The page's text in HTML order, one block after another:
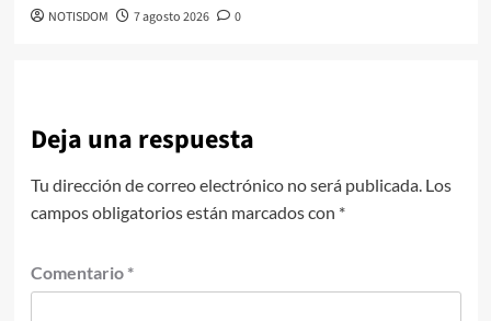
NOTISDOM 7 agosto 2026 0
Deja una respuesta
Tu dirección de correo electrónico no será publicada. Los
campos obligatorios están marcados con *
Comentario *